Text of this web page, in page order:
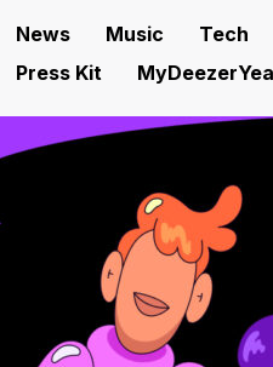
News Music Tech
Press Kit